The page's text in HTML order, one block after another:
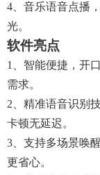
4、音乐语音点播
光。
软件亮点
1、智能便捷，开
需求。
2、精准语音识别
卡顿无延迟。
3、支持多场景唤
更省心。